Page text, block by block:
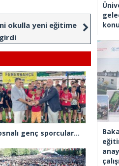
okulla yeni eğitime
girdi
Bosnalı genç sporcular Ümraniye’de